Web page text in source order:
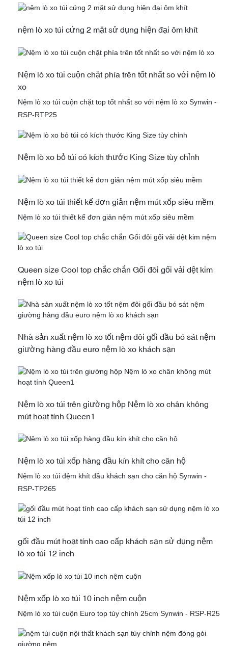
nệm lò xo túi cứng 2 mặt sử dụng hiện đại ôm khít
Nệm lò xo túi cuộn chặt phía trên tốt nhất so với nệm lò
xo
Nệm lò xo túi cuộn chặt top tốt nhất so với nệm lò xo Synwin -
RSP-RTP25
Nệm lò xo bỏ túi có kích thước King Size tùy chỉnh
Nệm lò xo túi thiết kế đơn giản nệm mút xốp siêu mềm
Nệm lò xo túi thiết kế đơn giản nệm mút xốp siêu mềm
Queen size Cool top chắc chắn Gối đôi gối vải dệt kim
nệm lò xo túi
Nhà sản xuất nệm lò xo tốt nệm đôi gối đầu bó sát nệm
giường hàng đầu euro nệm lò xo khách sạn
Nệm lò xo túi trên giường hộp Nệm lò xo chân không
mút hoạt tính Queen1
Nệm lò xo túi xốp hàng đầu kín khít cho căn hộ
Nệm lò xo túi đệm khít đầu khách sạn cho căn hộ Synwin -
RSP-TP265
gối đầu mút hoạt tính cao cấp khách sạn sử dụng nệm
lò xo túi 12 inch
Nệm xốp lò xo túi 10 inch nệm cuộn
Nệm lò xo túi cuộn Euro top tùy chỉnh 25cm Synwin - RSP-R25